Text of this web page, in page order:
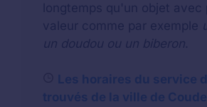
longtemps qu'un objet avec
valeur comme par exemple
un doudou ou un biberon.
Les horaires du service
trouvés de la ville de